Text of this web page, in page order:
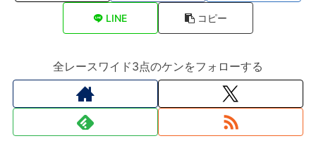
LINE コピー
全レースワイド3点のケンをフォローする